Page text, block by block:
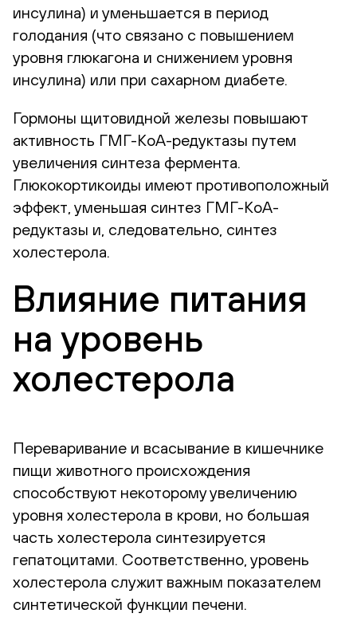
инсулина) и уменьшается в период
голодания (что связано с повышением
уровня глюкагона и снижением уровня
инсулина) или при сахарном диабете.
Гормоны щитовидной железы повышают
активность ГМГ-КоА-редуктазы путем
увеличения синтеза фермента.
Глюкокортикоиды имеют противоположный
эффект, уменьшая синтез ГМГ-КоА-
редуктазы и, следовательно, синтез
холестерола.
Влияние питания
на уровень
холестерола
Переваривание и всасывание в кишечнике
пищи животного происхождения
способствуют некоторому увеличению
уровня холестерола в крови, но большая
часть холестерола синтезируется
гепатоцитами. Соответственно, уровень
холестерола служит важным показателем
синтетической функции печени.